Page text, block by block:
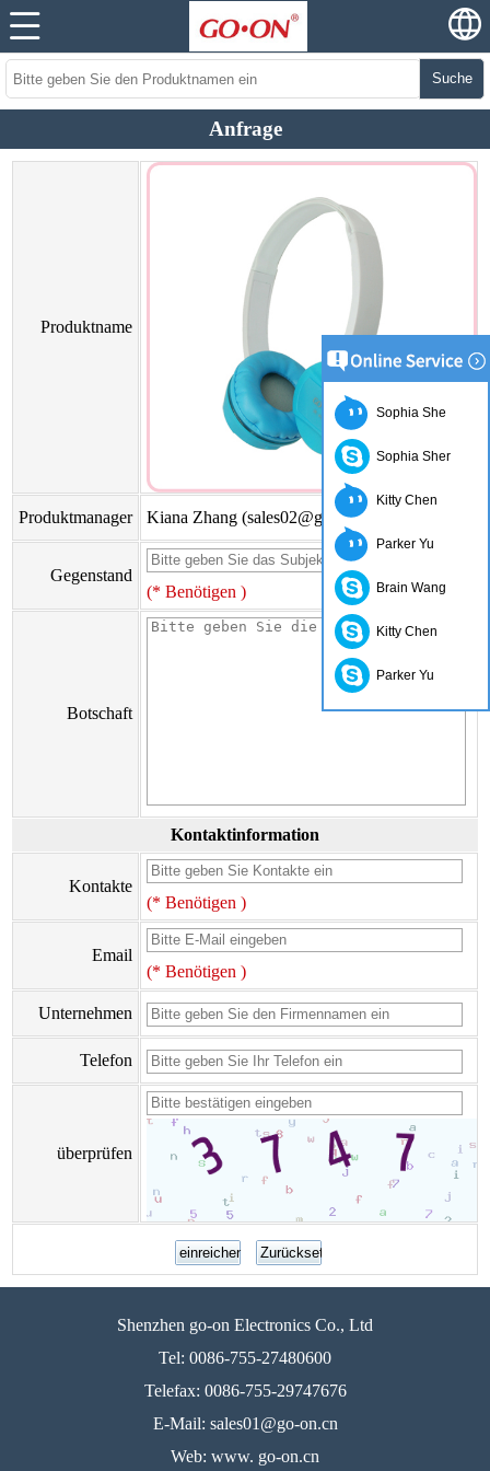
Suche
Anfrage
Produktname
Produktmanager Kiana Zhang (sales02@go-on.cn)
Gegenstand
(* Benötigen )
Botschaft
Kontaktinformation
Kontakte
(* Benötigen )
Email
(* Benötigen )
Unternehmen
Telefon
überprüfen
Shenzhen go-on Electronics Co., Ltd
Tel: 0086-755-27480600
Telefax: 0086-755-29747676
E-Mail: sales01@go-on.cn
Web: www. go-on.cn
Sophia She
Sophia Sher
Kitty Chen
Parker Yu
Brain Wang
Kitty Chen
Parker Yu